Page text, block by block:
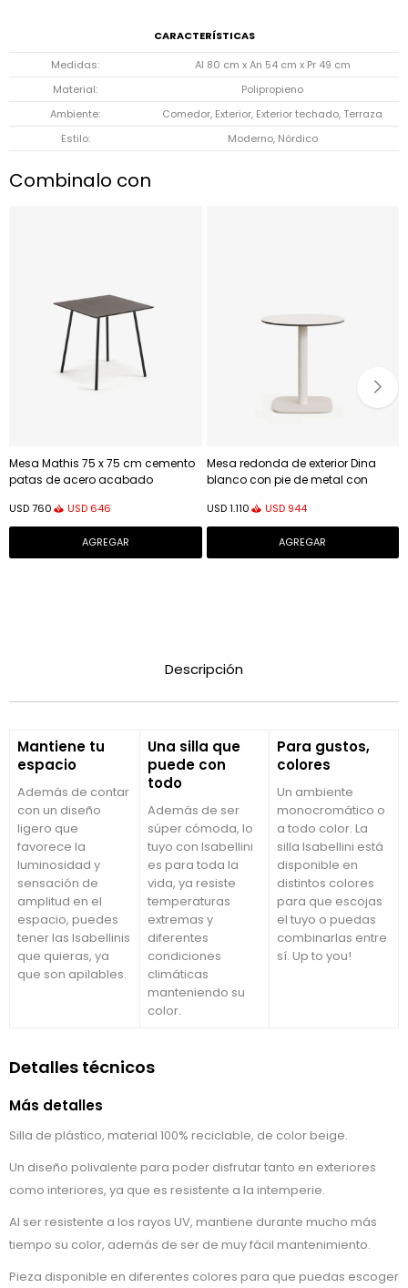
CARACTERÍSTICAS
Medidas
Al 80 cm x An 54 cm x Pr 49 cm
Material
Polipropieno
Ambiente
Comedor, Exterior, Exterior techado, Terraza
Estilo
Moderno, Nórdico
Combinalo con
Mesa Mathis 75 x 75 cm cemento
patas de acero acabado
USD760 USD 646
Mesa redonda de exterior Dina
blanco con pie de metal con
68x70cm
USD 1.110 USD 944
Descripción
Mantiene tu
espacio
Además de contar
con un diseño
ligero que
favorece la
luminosidad y
sensación de
amplitud en el
espacio, puedes
tener las Isabellinis
que quieras, ya
que son apilables.
Una silla que
puede con
todo
Además de ser
súper cómoda, lo
tuyo con Isabellini
es para toda la
vida, ya resiste
temperaturas
extremas y
diferentes
condiciones
climáticas
manteniendo su
color.
Para gustos,
colores
Un ambiente
monocromático o
a todo color. La
silla Isabellini está
disponible en
distintos colores
para que escojas
el tuyo o puedas
combinarlas entre
sí. Up to you!
Detalles técnicos
Más detalles
Silla de plástico, material 100% reciclable, de color beige.
Un diseño polivalente para poder disfrutar tanto en exteriores
como interiores, ya que es resistente a la intemperie.
Al ser resistente a los rayos UV, mantiene durante mucho más
tiempo su color, además de ser de muy fácil mantenimiento.
Pieza disponible en diferentes colores para que puedas escoger